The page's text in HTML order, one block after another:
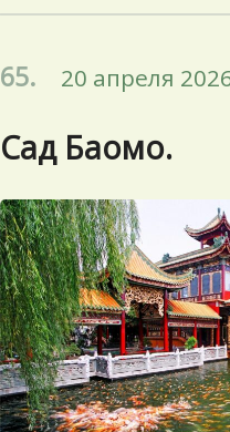
65. 20 апреля
Сад Баомо.